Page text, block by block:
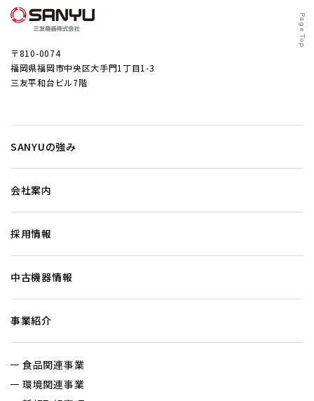
Page Top
〒810-0074
福岡県福岡市中央区大手門1丁目1-3
三友平和台ビル7階
SANYUの強み
会社案内
採用情報
中古機器情報
事業紹介
食品関連事業
環境関連事業